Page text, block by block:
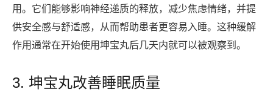
用。它们能够影响神经递质的释放，减少焦虑情绪，并提
供安全感与舒适感，从而帮助患者更容易入睡。这种缓解
作用通常在开始使用坤宝丸后几天内就可以被观察到。
3. 坤宝丸改善睡眠质量